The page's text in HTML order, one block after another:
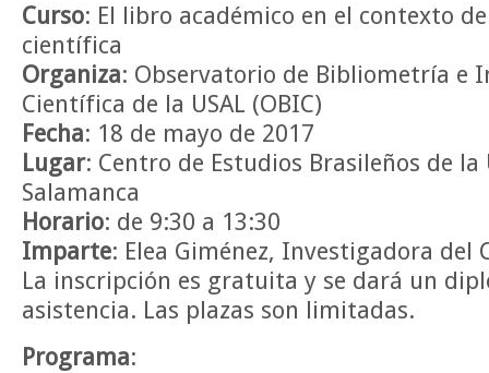
Curso: El libro académico en el contexto
científica
Organiza: Observatorio de Bibliometría e
Científica de la USAL (OBIC)
Fecha: 18 de mayo de 2017
Lugar: Centro de Estudios Brasileños de
Salamanca
Horario: de 9:30 a 13:30
Imparte: Elea Giménez, Investigadora del
La inscripción es gratuita y se dará un
asistencia. Las plazas son limitadas.
Programa: